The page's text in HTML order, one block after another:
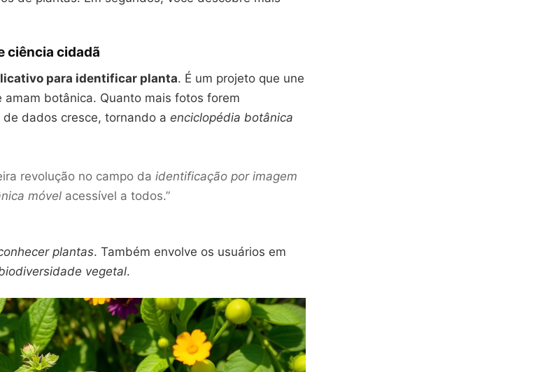
ciência cidadã
para identificar planta. É um projeto que une
botânica. Quanto mais fotos forem
dados cresce, tornando a enciclopédia botânica
revolução no campo da identificação por imagem
móvel acessível a todos.”
plantas. Também envolve os usuários em
vegetal.